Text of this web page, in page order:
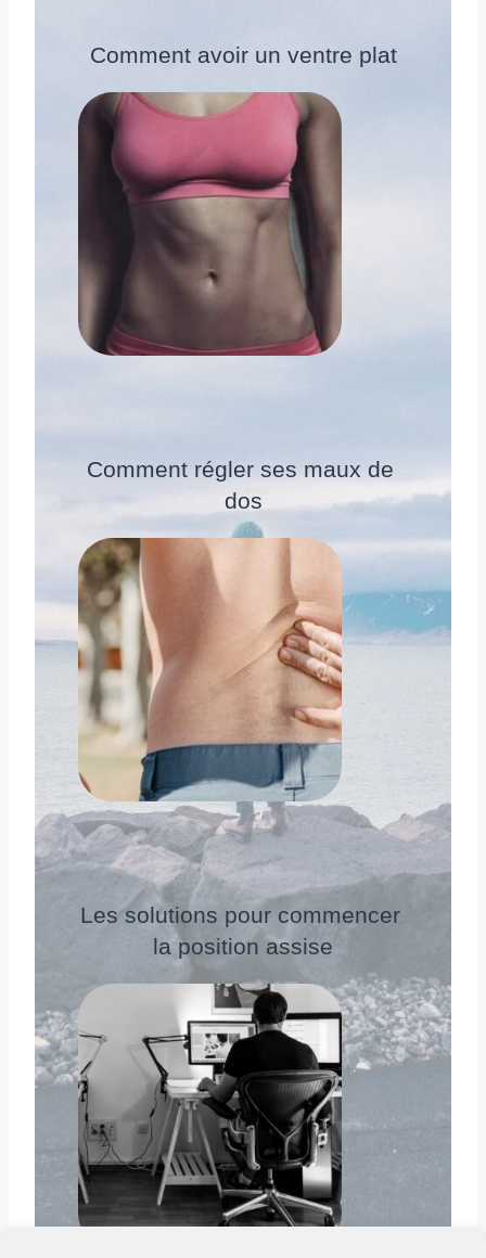
Comment avoir un ventre plat
Comment régler ses maux de
dos
Les solutions pour commencer
la position assise